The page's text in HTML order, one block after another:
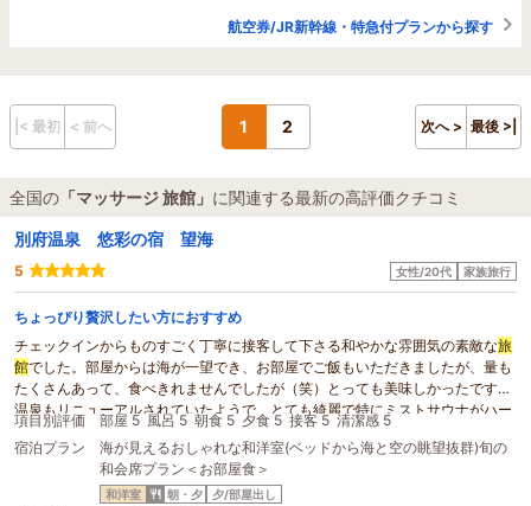
航空券/JR新幹線・特急付プランから探す
|< 最初 < 前へ 1 2 次へ > 最後 >|
全国の 「マッサージ 旅館」 に関連する最新の高評価クチコミ
別府温泉 悠彩の宿 望海
5 女性/20代 家族旅行
ちょっぴり贅沢したい方におすすめ
チェックインからものすごく丁寧に接客して下さる和やかな雰囲気の素敵な旅
館でした。部屋からは海が一望でき、お部屋でご飯もいただきましたが、量も
たくさんあって、食べきれませんでしたが（笑）とっても美味しかったです！
温泉もリニューアルされていたようで、とても綺麗で特にミストサウナがハー
ブ？の香りがしてお気に入りになりました！ビールやアイスもおひとり様ひと
つもらえるサービスやマッサージチェアもあり、旅の疲れが取れる＋癒しまで
もらえるような素敵な空間でした！初めて
が、大満足の1日でした！ご丁寧に対応して下さりありがとうございました！
項目別評価 部屋 5 風呂 5 朝食 5 夕食 5 接客 5 清潔感 5
宿泊プラン
海が見えるおしゃれな和洋室(ベッドから海と空の眺望抜群)旬の
和会席プラン＜お部屋食＞
和洋室 朝・夕 夕/部屋出し